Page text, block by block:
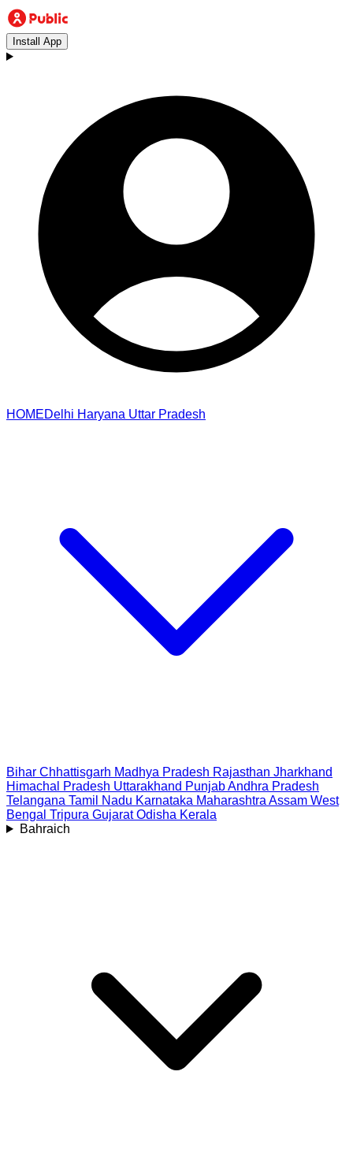
Install App
HOMEDelhi Haryana Uttar Pradesh
Bihar Chhattisgarh Madhya Pradesh Rajasthan Jharkhand
Himachal Pradesh Uttarakhand PunjabAndhra Pradesh
Telangana Tamil Nadu Karnataka Maharashtra Assam West
Bengal Tripura Gujarat Odisha Kerala
Bahraich